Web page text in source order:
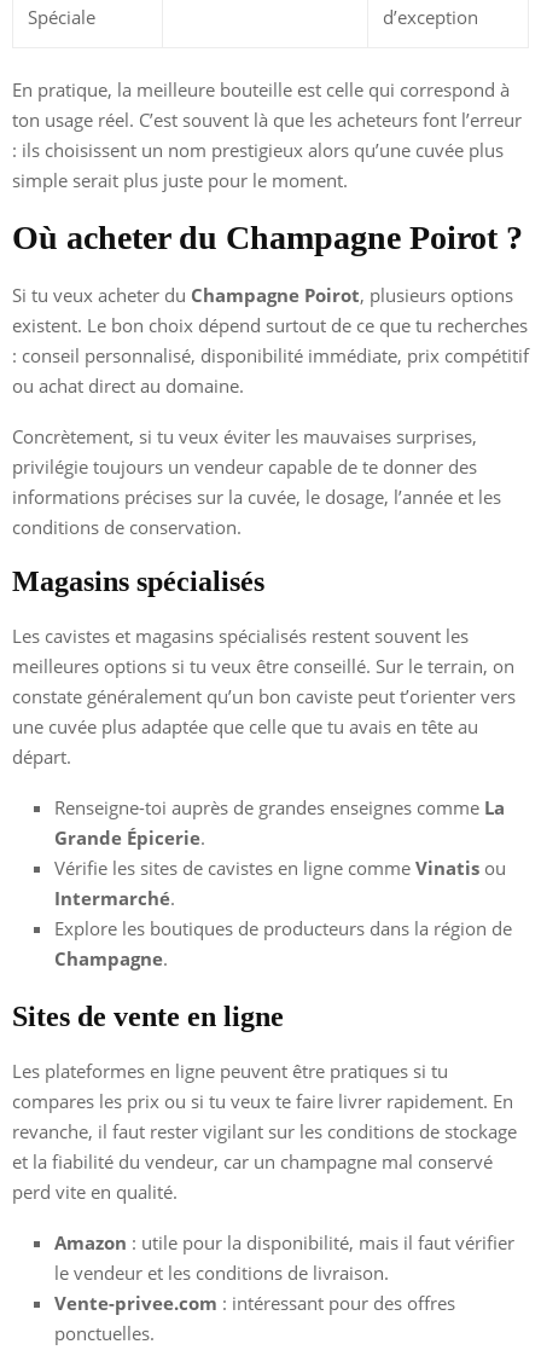
Spéciale d’exception
En pratique, la meilleure bouteille est celle qui correspond à
ton usage réel. C’est souvent là que les acheteurs font l’erreur
: ils choisissent un nom prestigieux alors qu’une cuvée plus
simple serait plus juste pour le moment.
Où acheter du Champagne Poirot ?
Si tu veux acheter du Champagne Poirot, plusieurs options
existent. Le bon choix dépend surtout de ce que tu recherches
: conseil personnalisé, disponibilité immédiate, prix compétitif
ou achat direct au domaine.
Concrètement, si tu veux éviter les mauvaises surprises,
privilégie toujours un vendeur capable de te donner des
informations précises sur la cuvée, le dosage, l’année et les
conditions de conservation.
Magasins spécialisés
Les cavistes et magasins spécialisés restent souvent les
meilleures options si tu veux être conseillé. Sur le terrain, on
constate généralement qu’un bon caviste peut t’orienter vers
une cuvée plus adaptée que celle que tu avais en tête au
départ.
Renseigne-toi auprès de grandes enseignes comme La
Grande Épicerie.
Vérifie les sites de cavistes en ligne comme Vinatis ou
Intermarché.
Explore les boutiques de producteurs dans la région de
Champagne.
Sites de vente en ligne
Les plateformes en ligne peuvent être pratiques si tu
compares les prix ou si tu veux te faire livrer rapidement. En
revanche, il faut rester vigilant sur les conditions de stockage
et la fiabilité du vendeur, car un champagne mal conservé
perd vite en qualité.
Amazon : utile pour la disponibilité, mais il faut vérifier
le vendeur et les conditions de livraison.
Vente-privee.com : intéressant pour des offres
ponctuelles.